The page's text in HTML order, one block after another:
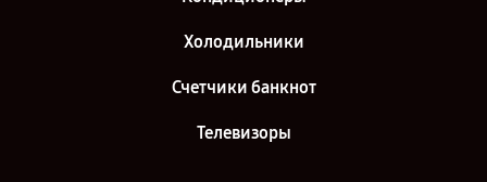
Сервис центр Hitachi в г. Санкт-Петербург
Холодильники
Счетчики банкнот
Телевизоры